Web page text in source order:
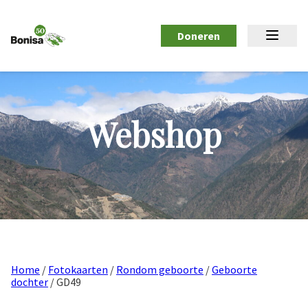
Doneren
Webshop
Home / Fotokaarten / Rondom geboorte /Geboorte
dochter / GD49